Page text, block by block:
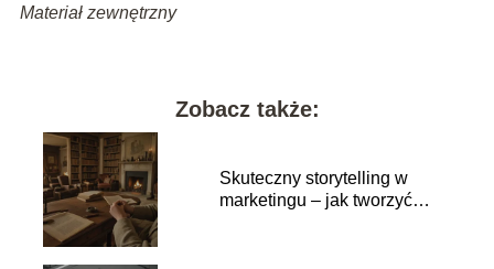
Materiał zewnętrzny
Zobacz także:
Skuteczny storytelling w
marketingu – jak tworzyć